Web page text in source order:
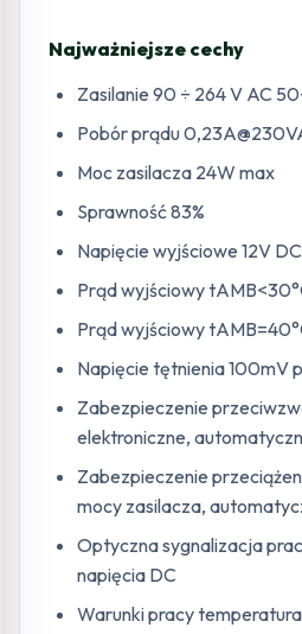
Najważniejsze cechy
Zasilanie 90 ÷ 264 V AC
Pobór prądu
Moc zasilacza 24W max
Sprawność 83%
Napięcie wyjściowe 12V DC
Prąd wyjściowy
Prąd wyjściowy
Napięcie tętnienia 100mV
Zabezpieczenie
elektroniczne,
Zabezpieczenie
mocy zasilacza,
Optyczna sygnalizacja
napięcia DC
Warunki pracy